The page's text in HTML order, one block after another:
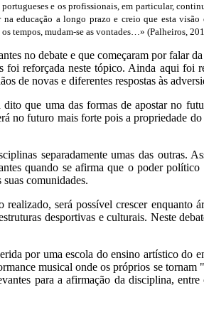
e os profissionais, em particular,
educação a longo prazo e creio que esta
tempos, mudam-se as vontades…» (Palheiros,
no debate e que começaram por falar
foi reforçada neste tópico. Ainda aqui foi
de novas e diferentes respostas às
que uma das formas de apostar no
no futuro mais forte pois a propriedade do
separadamente umas das outras.
quando se afirma que o poder
comunidades.
será possível crescer enquanto
desportivas e culturais. Neste
por uma escola do ensino artístico do
musical onde os próprios se tornam
para a afirmação da disciplina, entre